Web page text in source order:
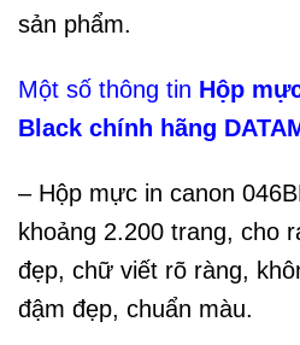
sản phẩm.
Một số thông tin Hộp
Black chính hãng
– Hộp mực in canon
khoảng 2.200 trang, cho
đẹp, chữ viết rõ ràng,
đậm đẹp, chuẩn màu.